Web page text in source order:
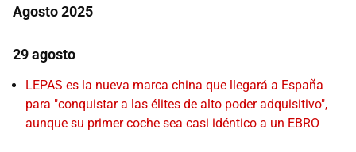
Agosto 2025
29 agosto
LEPAS es la nueva marca china que llegará a España
para "conquistar a las élites de alto poder adquisitivo",
aunque su primer coche sea casi idéntico a un EBRO